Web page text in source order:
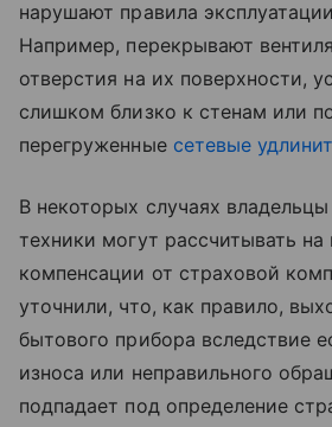
нарушают правила
Например, перекрывают
отверстия на их поверхности,
слишком близко к стенам или
перегруженные сетевые
В некоторых случаях
техники могут рассчитывать на
компенсации от страховой
уточнили, что, как правило,
бытового прибора вследствие
износа или неправильного
подпадает под определение